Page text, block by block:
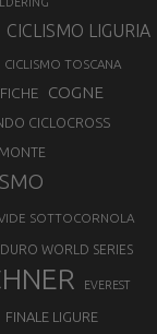
CICLISMO LIGURIA
CICLISMO TOSCANA
COGNE
CICLOCROSS
SOTTOCORNOLA
WORLD SERIES
EVEREST
FINALE LIGURE